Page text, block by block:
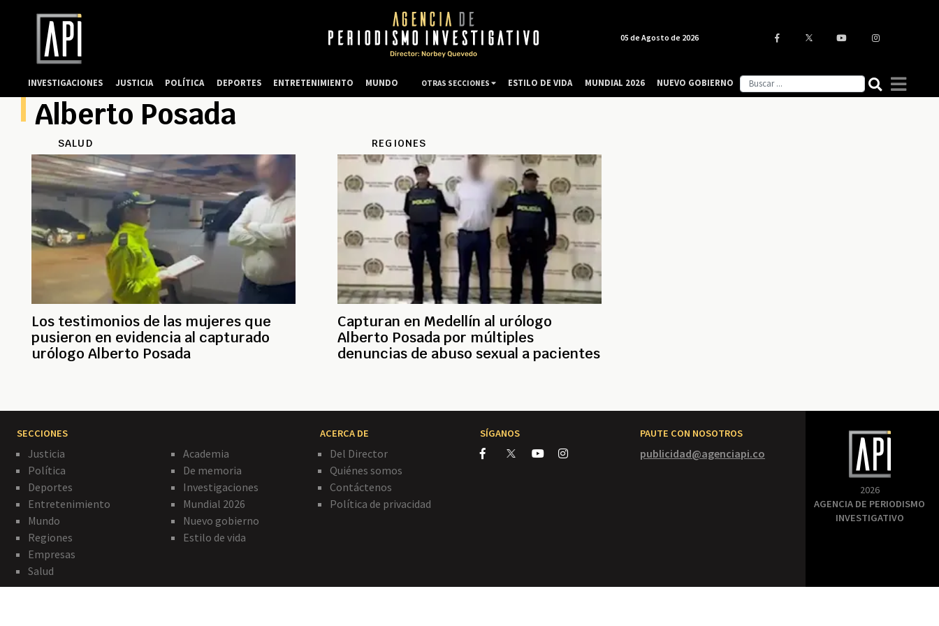
Alberto Posada
SALUD
Los testimonios de las mujeres que
pusieron en evidencia al capturado
urólogo Alberto Posada
REGIONES
Capturan en Medellín al urólogo
Alberto Posada por múltiples
denuncias de abuso sexual a pacientes
SECCIONES
Justicia
Política
Deportes
Entretenimiento
Mundo
Regiones
Empresas
Salud
Academia
De memoria
Investigaciones
Mundial 2026
Nuevo gobierno
Estilo de vida
ACERCA DE
Del Director
Quiénes somos
Contáctenos
Política de privacidad
SÍGANOS PAUTE CON NOSOTROS
publicidad@agenciapi.co
2026
AGENCIA DE PERIODISMO
INVESTIGATIVO
05 de Agosto de 2026
INVESTIGACIONES JUSTICIA POLÍTICA DEPORTES ENTRETENIMIENTO MUNDO OTRAS SECCIONES ESTILO DE VIDA MUNDIAL 2026 NUEVO GOBIERNO